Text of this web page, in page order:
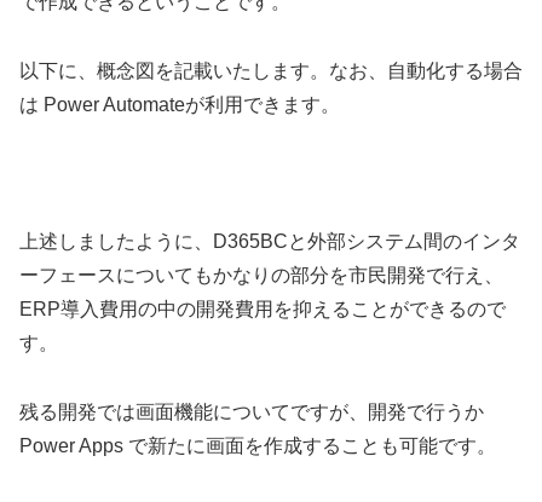
以下に、概念図を記載いたします。なお、自動化する場合
は Power Automateが利用できます。
上述しましたように、D365BCと外部システム間のインタ
ーフェースについてもかなりの部分を市民開発で行え、
ERP導入費用の中の開発費用を抑えることができるので
す。
残る開発では画面機能についてですが、開発で行うか
Power Apps で新たに画面を作成することも可能です。